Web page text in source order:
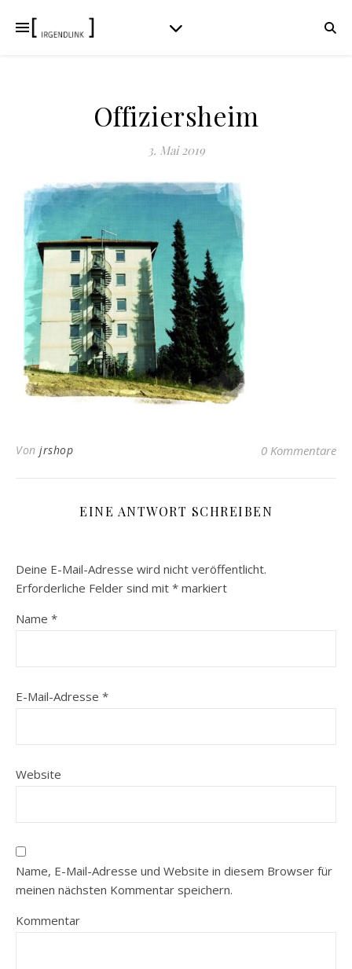
Offiziersheim
3. Mai 2019
Von jrshop 0 Kommentare
EINE ANTWORT SCHREIBEN
Deine E-Mail-Adresse wird nicht veröffentlicht.
Erforderliche Felder sind mit * markiert
Name *
E-Mail-Adresse *
Website
Name, E-Mail-Adresse und Website in diesem Browser für
meinen nächsten Kommentar speichern.
Kommentar